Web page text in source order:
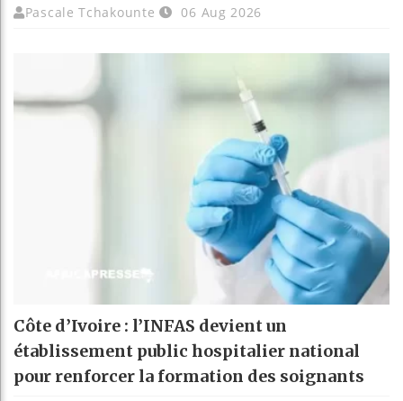
Pascale Tchakounte 06 Aug 2026
Côte d’Ivoire : l’INFAS devient un
établissement public hospitalier national
pour renforcer la formation des soignants